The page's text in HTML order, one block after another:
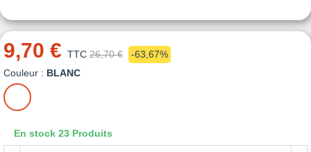
9,70 € TTC 26,70 €
-63,67%
Couleur : BLANC
BLANC
En stock 23 Produits